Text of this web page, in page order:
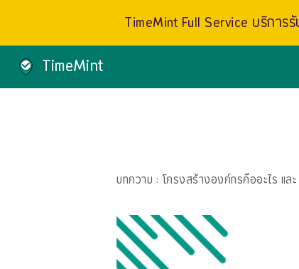
TimeMint Full Service บริการ
TimeMint
บทความ : โครงสร้างองค์กรคืออะไร แล